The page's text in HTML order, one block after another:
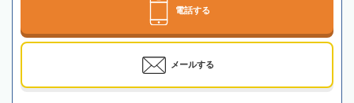
電話する
メールする